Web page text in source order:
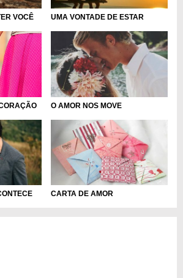
VOCÊ UMA VONTADE DE ESTAR
O AMOR NOS MOVE
CARTA DE AMOR